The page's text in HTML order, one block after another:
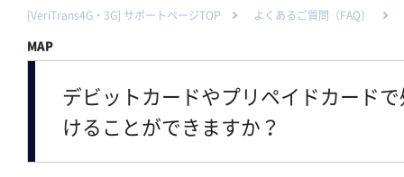
[VeriTrans4G・3G] サポートページTOP よくあるご質問（FAQ）
MAP
デビットカードやプリペイドカード
けることができますか？